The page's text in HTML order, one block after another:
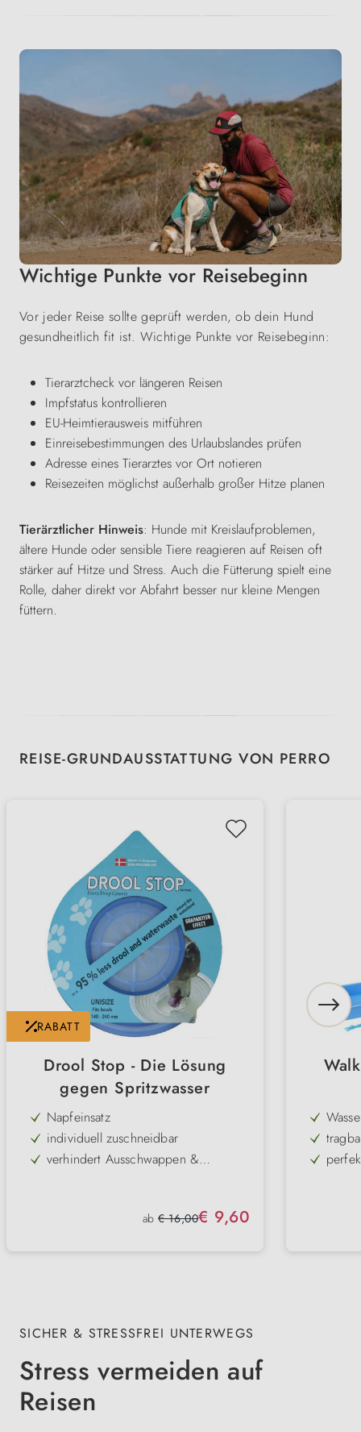
Wichtige Punkte vor Reisebeginn
Vor jeder Reise sollte geprüft werden, ob dein Hund
gesundheitlich fit ist. Wichtige Punkte vor Reisebeginn:
Tierarztcheck vor längeren Reisen
Impfstatus kontrollieren
EU-Heimtierausweis mitführen
Einreisebestimmungen des Urlaubslandes prüfen
Adresse eines Tierarztes vor Ort notieren
Reisezeiten möglichst außerhalb großer Hitze planen
Tierärztlicher Hinweis: Hunde mit Kreislaufproblemen,
ältere Hunde oder sensible Tiere reagieren auf Reisen oft
stärker auf Hitze und Stress. Auch die Fütterung spielt eine
Rolle, daher direkt vor Abfahrt besser nur kleine Mengen
füttern.
Produktgalerie überspringen
REISE-GRUNDAUSSTATTUNG VON PERRO
RABATT
Drool Stop - Die Lösung
gegen Spritzwasser
Napfeinsatz
individuell zuschneidbar
verhindert Ausschwappen &
passt auf Wasserschüsseln mit 14-
Verkaufspreis:
ab € 9,60
Regulärer Preis:
€ 16,00
SICHER & STRESSFREI UNTERWEGS
Stress vermeiden auf
Reisen